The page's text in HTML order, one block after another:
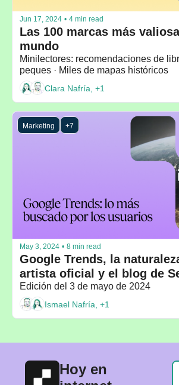
Jun 17, 2024 • 4 min read
Las 100 marcas más
mundo
Minilectores: recomendaciones de
peques · Miles de mapas históricos
Clara Nafría, +1
Marketing +7
May 3, 2024 • 8 min read
Google Trends, la
artista oficial y el blog de
Edición del 3 de mayo de 2024
Ismael Nafría, +1
Hoy en